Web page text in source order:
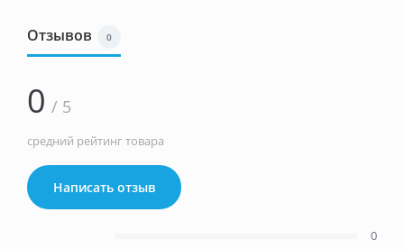
Отзывов 0
0 / 5
средний рейтинг товара
Написать отзыв
0